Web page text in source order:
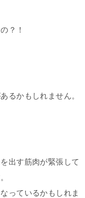
？！
るかもしれません。
出す筋肉が緊張して
っているかもしれま